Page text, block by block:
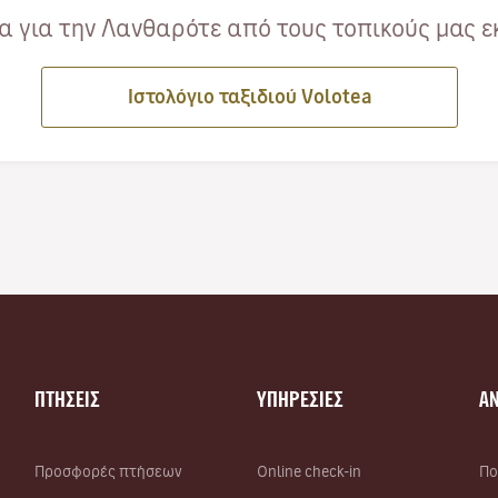
για την Λανθαρότε από τους τοπικούς μας
Ιστολόγιο ταξιδιού Volotea
ΠΤΗΣΕΙΣ
Προσφορές πτήσεων
ΥΠΗΡΕΣΙΕΣ
Online check-in